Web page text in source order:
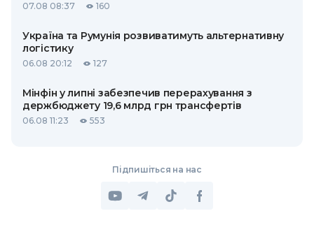
07.08 08:37 160
Україна та Румунія розвиватимуть альтернативну
логістику
06.08 20:12 127
Мінфін у липні забезпечив перерахування з
держбюджету 19,6 млрд грн трансфертів
06.08 11:23 553
Підпишіться на нас